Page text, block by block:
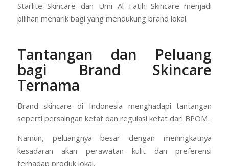
Starlite Skincare dan Umi Al Fatih Skincare menjadi
pilihan menarik bagi yang mendukung brand lokal.
Tantangan dan Peluang
bagi Brand Skincare
Ternama
Brand skincare di Indonesia menghadapi tantangan
seperti persaingan ketat dan regulasi ketat dari BPOM.
Namun, peluangnya besar dengan meningkatnya
kesadaran akan perawatan kulit dan preferensi
terhadap produk lokal.